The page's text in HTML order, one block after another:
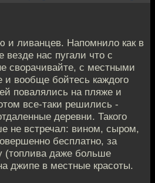
и ливанцев. Напомнило как в
нас пугали что с
сворачивайте, с местными
и вообще бойтесь каждого
повалялись на пляже и
все-таки решились -
деревни. Такого
не встречал: вином, сыром,
бесплатно, за
(топлива даже больше
джипе в местные красоты.